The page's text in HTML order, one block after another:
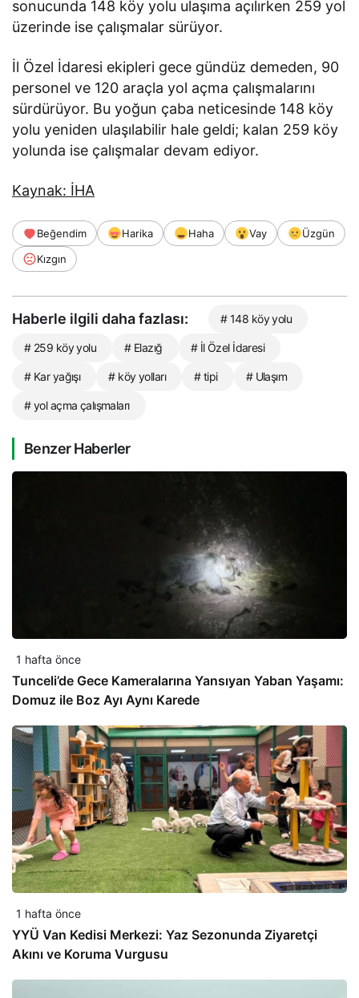
sonucunda 148 köy yolu ulaşıma açılırken 259 yol
üzerinde ise çalışmalar sürüyor.
İl Özel İdaresi ekipleri gece gündüz demeden, 90
personel ve 120 araçla yol açma çalışmalarını
sürdürüyor. Bu yoğun çaba neticesinde 148 köy
yolu yeniden ulaşılabilir hale geldi; kalan 259 köy
yolunda ise çalışmalar devam ediyor.
Kaynak: İHA
Beğendim Harika Haha Vay
Üzgün
Kızgın
Haberle ilgili daha fazlası: # 148 köy yolu
# 259 köy yolu # Elazığ # İl Özel İdaresi
# Kar yağışı # köy yolları # tipi # Ulaşım
# yol açma çalışmaları
Benzer Haberler
1 hafta önce
Tunceli’de Gece Kameralarına Yansıyan Yaban Yaşamı:
Domuz ile Boz Ayı Aynı Karede
1 hafta önce
YYÜ Van Kedisi Merkezi: Yaz Sezonunda Ziyaretçi
Akını ve Koruma Vurgusu